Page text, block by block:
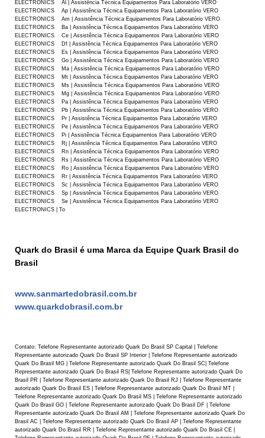
Quark do Brasil é uma Marca da Equipe Quark Brasil do
Brasil
www.sanmartedobrasil.com.br
www.quarkdobrasil.com.br
Contato: Telefone Representante autorizado Quark Do Brasil SP Capital | Telefone
Representante autorizado Quark Do Brasil SP Interior | Telefone Representante autorizado
Quark Do Brasil MG | Telefone Representante autorizado Quark Do Brasil SC| Telefone
Representante autorizado Quark Do Brasil RS| Telefone Representante autorizado Quark Do
Brasil PR | Telefone Representante autorizado Quark Do Brasil RJ | Telefone Representante
autorizado Quark Do Brasil ES | Telefone Representante autorizado Quark Do Brasil MT |
Telefone Representante autorizado Quark Do Brasil MS | Telefone Representante autorizado
Quark Do Brasil GO | Telefone Representante autorizado Quark Do Brasil DF | Telefone
Representante autorizado Quark Do Brasil AM | Telefone Representante autorizado Quark Do
Brasil AC | Telefone Representante autorizado Quark Do Brasil AP | Telefone Representante
autorizado Quark Do Brasil RR | Telefone Representante autorizado Quark Do Brasil CE |